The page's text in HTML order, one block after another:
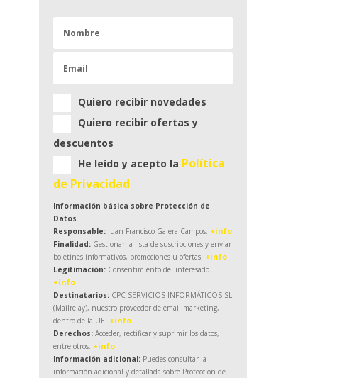
Quiero recibir novedades
Quiero recibir ofertas y
descuentos
He leído y acepto la Política
de Privacidad
Información básica sobre Protección de
Datos
Responsable: Juan Francisco Galera Campos. +info
Finalidad: Gestionar la lista de suscripciones y enviar
boletines informativos, promociones u ofertas. +info
Legitimación: Consentimiento del interesado.
+info
Destinatarios: CPC SERVICIOS INFORMÁTICOS SL
(Mailrelay), nuestro proveedor de email marketing,
dentro de la UE. +info
Derechos: Acceder, rectificar y suprimir los datos,
entre otros. +info
Información adicional: Puedes consultar la
información adicional y detallada sobre Protección de